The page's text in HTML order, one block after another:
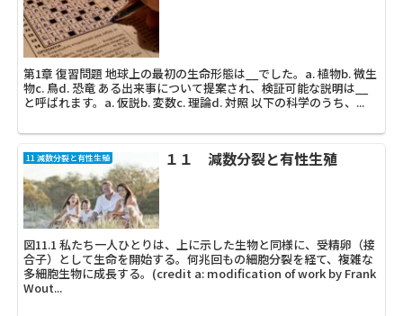
第1章 復習問題 地球上の最初の生命形態は__でした。a. 植物b. 微生
物c. 鳥d. 恐竜 ある出来事について提案され、検証可能な説明は__
と呼ばれます。a. 仮説b. 変数c. 理論d. 対照 以下の科学のうち、...
11 減数分裂と有性生殖 １１ 減数分裂と有性生殖
図11.1 私たち一人ひとりは、上に示した生物と同様に、受精卵（接
合子）として生命を開始する。何兆回もの細胞分裂を経て、複雑な
多細胞生物に成長する。(credit a: modification of work by Frank
Wout...